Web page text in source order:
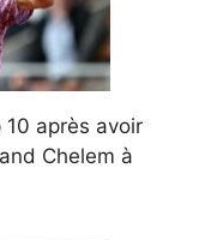
après avoir
Chelem à